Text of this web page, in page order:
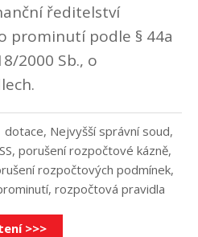
ředitelství
prominutí podle § 44a
2000 Sb., o
dotace, Nejvyšší správní soud,
, porušení rozpočtové kázně,
rozpočtových podmínek,
, rozpočtová pravidla
>>>